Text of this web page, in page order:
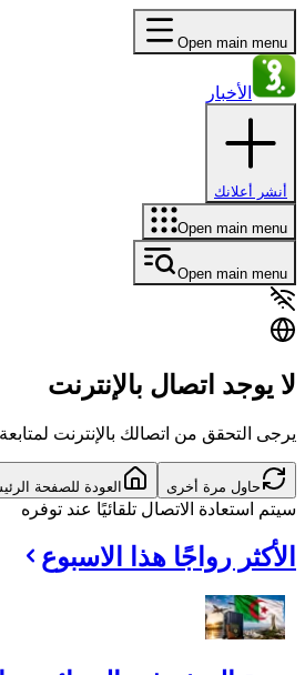
Open main menu
الأخبار
أنشر أعلانك
Open main menu
Open main menu
لا يوجد اتصال بالإنترنت
يرجى التحقق من اتصالك بالإنترنت
حاول مرة أخرى العودة للصفحة
سيتم استعادة الاتصال تلقائيًا عند توفره
الأكثر رواجًا هذا الاسبوع